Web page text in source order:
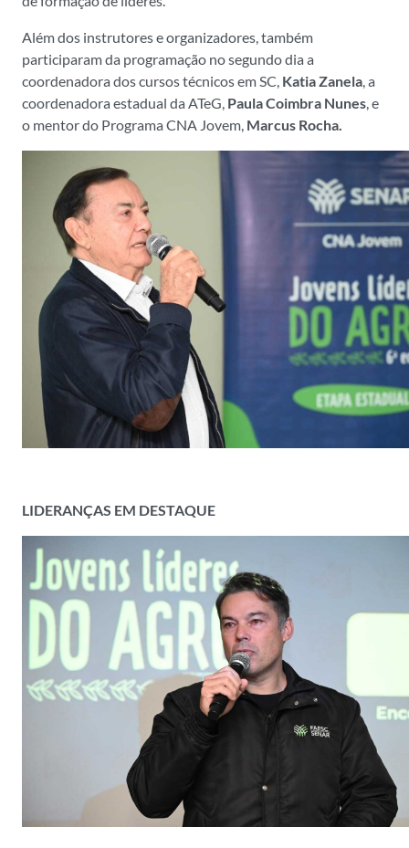
Além dos instrutores e organizadores, também
participaram da programação no segundo dia a
coordenadora dos cursos técnicos em SC, Katia Zanela, a
coordenadora estadual da ATeG, Paula Coimbra Nunes, e
o mentor do Programa CNA Jovem, Marcus Rocha.
LIDERANÇAS EM DESTAQUE